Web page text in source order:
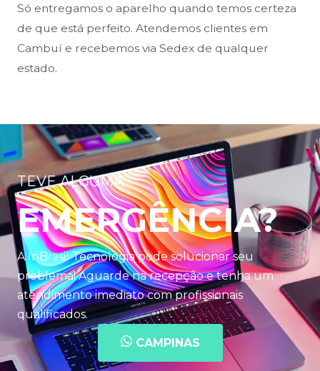
Só entregamos o aparelho quando temos certeza
de que está perfeito. Atendemos clientes em
Cambuí e recebemos via Sedex de qualquer
estado.
TEVE ALGUMA
EMERGÊNCIA?
A InBrasil Tecnologia pode solucionar seu
problema! Aguarde na recepção e tenha um
atendimento imediato com profissionais
qualificados.
CAMPINAS